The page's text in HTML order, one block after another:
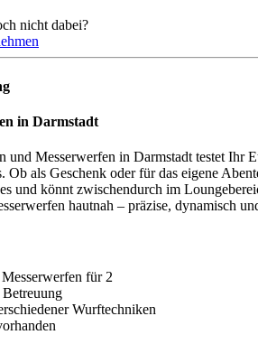
nicht dabei?
in Darmstadt
Messerwerfen in Darmstadt testet Ihr
Ob als Geschenk oder für das eigene
und könnt zwischendurch im
hautnah – präzise, dynamisch
für 2
Wurftechniken